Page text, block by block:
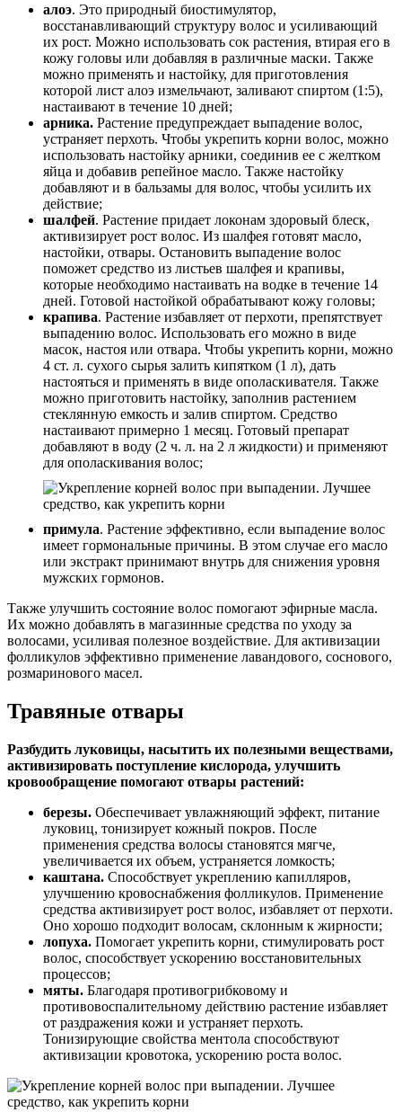
алоэ. Это природный биостимулятор,
восстанавливающий структуру волос и усиливающий
их рост. Можно использовать сок растения, втирая его в
кожу головы или добавляя в различные маски. Также
можно применять и настойку, для приготовления
которой лист алоэ измельчают, заливают спиртом (1:5),
настаивают в течение 10 дней;
арника. Растение предупреждает выпадение волос,
устраняет перхоть. Чтобы укрепить корни волос, можно
использовать настойку арники, соединив ее с желтком
яйца и добавив репейное масло. Также настойку
добавляют и в бальзамы для волос, чтобы усилить их
действие;
шалфей. Растение придает локонам здоровый блеск,
активизирует рост волос. Из шалфея готовят масло,
настойки, отвары. Остановить выпадение волос
поможет средство из листьев шалфея и крапивы,
которые необходимо настаивать на водке в течение 14
дней. Готовой настойкой обрабатывают кожу головы;
крапива. Растение избавляет от перхоти, препятствует
выпадению волос. Использовать его можно в виде
масок, настоя или отвара. Чтобы укрепить корни, можно
4 ст. л. сухого сырья залить кипятком (1 л), дать
настояться и применять в виде ополаскивателя. Также
можно приготовить настойку, заполнив растением
стеклянную емкость и залив спиртом. Средство
настаивают примерно 1 месяц. Готовый препарат
добавляют в воду (2 ч. л. на 2 л жидкости) и применяют
для ополаскивания волос;
примула. Растение эффективно, если выпадение волос
имеет гормональные причины. В этом случае его масло
или экстракт принимают внутрь для снижения уровня
мужских гормонов.
Также улучшить состояние волос помогают эфирные масла.
Их можно добавлять в магазинные средства по уходу за
волосами, усиливая полезное воздействие. Для активизации
фолликулов эффективно применение лавандового, соснового,
розмаринового масел.
Травяные отвары
Разбудить луковицы, насытить их полезными веществами,
активизировать поступление кислорода, улучшить
кровообращение помогают отвары растений:
березы. Обеспечивает увлажняющий эффект, питание
луковиц, тонизирует кожный покров. После
применения средства волосы становятся мягче,
увеличивается их объем, устраняется ломкость;
каштана. Способствует укреплению капилляров,
улучшению кровоснабжения фолликулов. Применение
средства активизирует рост волос, избавляет от перхоти.
Оно хорошо подходит волосам, склонным к жирности;
лопуха. Помогает укрепить корни, стимулировать рост
волос, способствует ускорению восстановительных
процессов;
мяты. Благодаря противогрибковому и
противовоспалительному действию растение избавляет
от раздражения кожи и устраняет перхоть.
Тонизирующие свойства ментола способствуют
активизации кровотока, ускорению роста волос.